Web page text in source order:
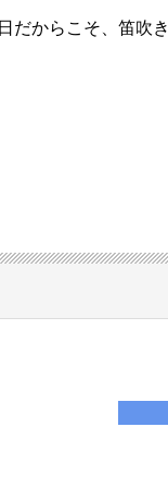
だからこそ、笛吹